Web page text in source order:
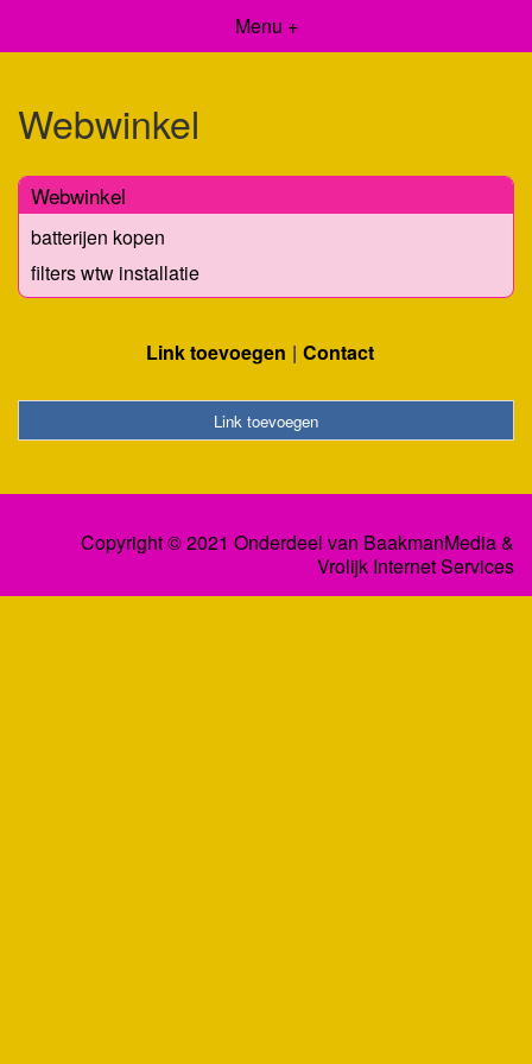
Menu +
Webwinkel
Webwinkel
batterijen kopen
filters wtw installatie
Link toevoegen Contact
Link toevoegen
Copyright © 2021 Onderdeel van BaakmanMedia&
Vrolijk Internet Services